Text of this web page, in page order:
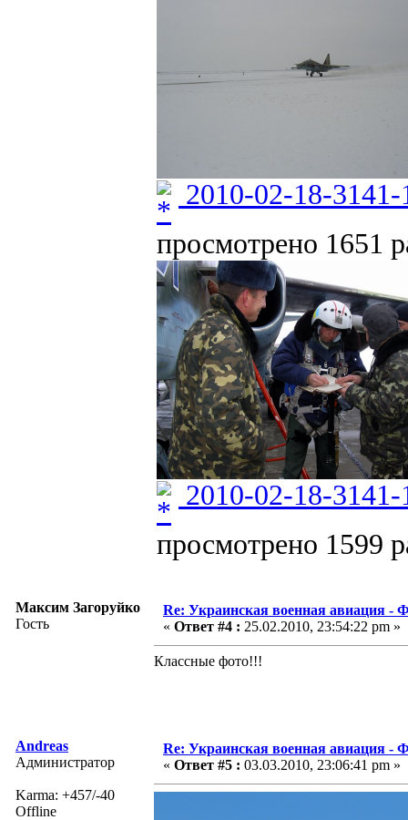
2010-02-18-
просмотрено 1651
2010-02-18-
просмотрено 1599
Максим Загоруйко
Гость
Re: Украинская военная авиация -
« Ответ #4 : 25.02.2010, 23:54:22 pm »
Классные фото!!!
Andreas
Администратор
Karma: +457/-40
Offline
Re: Украинская военная авиация -
« Ответ #5 : 03.03.2010, 23:06:41 pm »